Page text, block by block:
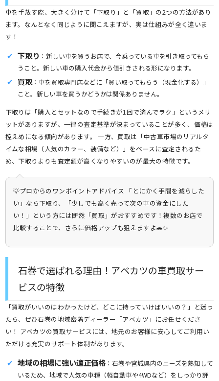
車を手放す際、大きく分けて「下取り」と「買取」の2つの方法があり
ます。なんとなく同じように聞こえますが、実は仕組みが全く違いま
す！
下取り ：新しい車を買うお店で、今乗っている車を引き取ってもら
うこと。新しい車の購入代金から値引きされる形になります。
買取 ：車を買取専門店などに「買い取ってもらう（現金化する）」
こと。新しい車を買うかどうかは関係ありません。
下取りは「購入とセットなので手続きが1回で済んでラク」というメリ
ットがありますが、一律の査定基準が決まっていることが多く、価格は
控えめになる傾向があります。 一方、買取は「中古車市場のリアルタ
イムな相場（人気のカラー、装備など）」をベースに査定されるた
め、下取りよりも査定額が高くなりやすいのが最大の特徴です。
💡プロからのワンポイントアドバイス 「とにかく手間を減らした
い」なら下取り、「少しでも高く売って次の車の資金にした
い！」という方には断然「買取」がおすすめです！複数のお店で
比較することで、さらに価格アップも狙えますよ🚗✨
石巻で選ばれる理由！アベカツの車買取サー
ビスの特徴
「買取がいいのはわかったけど、どこに持っていけばいいの？」と迷っ
たら、ぜひ石巻の地域密着ディーラー「アベカツ」にお任せくださ
い！ アベカツの買取サービスには、地元のお客様に安心してご利用い
ただける充実のサポート体制があります。
地域の相場に強い適正価格 ：石巻や宮城県内のニーズを熟知して
いるため、地域で人気の車種（軽自動車や4WDなど）をしっかり評